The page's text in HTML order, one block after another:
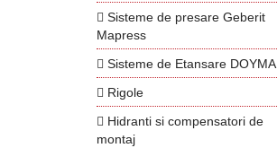
Sisteme de presare Geberit
Mapress
Sisteme de Etansare DOYMA
Rigole
Hidranti si compensatori de
montaj